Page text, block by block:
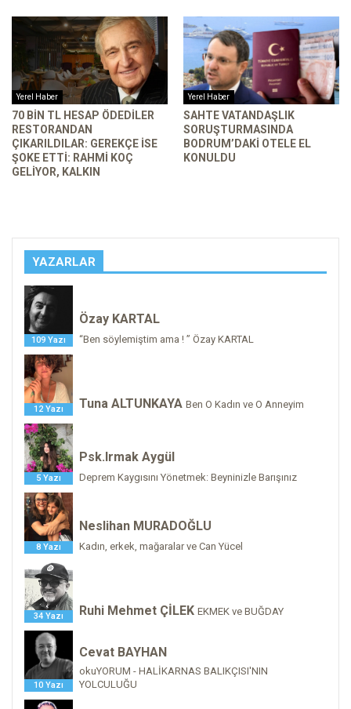
Yerel Haber
70 BIN TL HESAP ÖDEDILER
RESTORANDAN
ÇIKARILDILAR: GEREKÇE ISE
ŞOKE ETTI: RAHMI KOÇ
GELIYOR, KALKIN
Yerel Haber
SAHTE VATANDAŞLIK
SORUŞTURMASINDA
BODRUM’DAKI OTELE EL
KONULDU
YAZARLAR
109 Yazı
Özay KARTAL
“Ben söylemiştim ama ! ” Özay KARTAL
12 Yazı Tuna ALTUNKAYA Ben O Kadın ve O Anneyim
5 Yazı
Psk.Irmak Aygül
Deprem Kaygısını Yönetmek: Beyninizle Barışınız
8 Yazı
Neslihan MURADOĞLU
Kadın, erkek, mağaralar ve Can Yücel
34 Yazı Ruhi Mehmet ÇİLEK EKMEK ve BUĞDAY
10 Yazı
Cevat BAYHAN
okuYORUM - HALİKARNAS BALIKÇISI'NIN
YOLCULUĞU